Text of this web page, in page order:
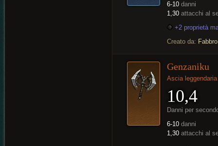
6-10 danni
1,30 attacchi al
+2 proprietà
Creato da: Fabbro
Genzaniku
Ascia leggendaria
10,4
Danni per
6-10 danni
1,30 attacchi al